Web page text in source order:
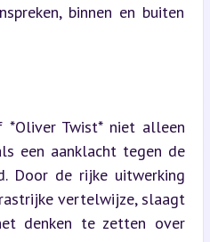
binnen en buiten
*Oliver Twist* niet alleen
een aanklacht tegen de
Door de rijke uitwerking
vertelwijze, slaagt
denken te zetten over